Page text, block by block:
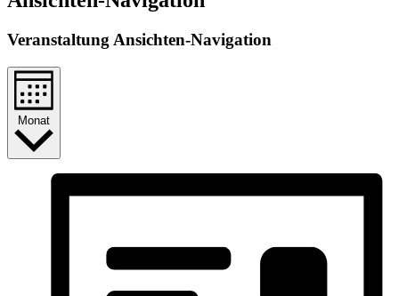
Veranstaltung Ansichten-Navigation
Monat